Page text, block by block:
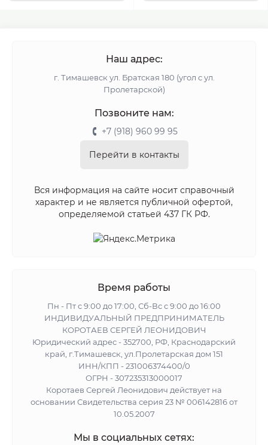
Наш адрес:
г. Тимашевск ул. Братская 180 (угол с ул.
Пролетарской)
Позвоните нам:
+7 (918) 960 99 95
Перейти в контакты
Вся информация на сайте носит справочный
характер и не является публичной офертой,
определяемой статьей 437 ГК РФ.
Время работы
Пн - Пт с 9:00 до 17:00, Сб-Вс с 9:00 до 16:00
ИНДИВИДУАЛЬНЫЙ ПРЕДПРИНИМАТЕЛЬ
КОРОТАЕВ СЕРГЕЙ ЛЕОНИДОВИЧ
Юридический адрес - 352700, РФ, Краснодарский
край, г.Тимашевск, ул.Пролетарская дом 151
ИНН/КПП - 231006374400/0
ОГРН - 307235313000017
Коротаев Сергей Леонидович действует на
основании Свидетельства серия 23 № 006142816 от
10.05.2007
Мы в социальных сетях: